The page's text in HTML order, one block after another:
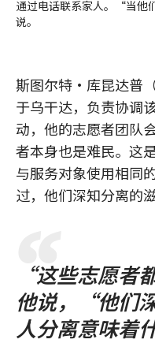
通过电话联系家人。“当
说。
斯图尔特·库昆达普
于乌干达，负责协调
动，他的志愿者团队
者本身也是难民。这
与服务对象使用相同
过，他们深知分离的滋
“这些志愿者
他说，“他们
人分离意味着